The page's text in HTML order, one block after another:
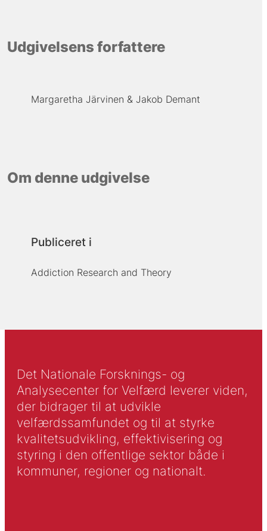
Udgivelsens forfattere
Margaretha Järvinen Jakob Demant
Om denne udgivelse
Publiceret i
Addiction Research and Theory
Det Nationale Forsknings- og
Analysecenter for Velfærd leverer viden,
der bidrager til at udvikle
velfærdssamfundet og til at styrke
kvalitetsudvikling, effektivisering og
styring i den offentlige sektor både i
kommuner, regioner og nationalt.